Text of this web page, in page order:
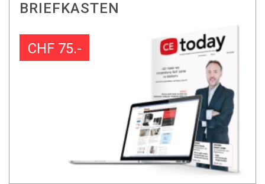
BRIEFKASTEN
CHF 75.-